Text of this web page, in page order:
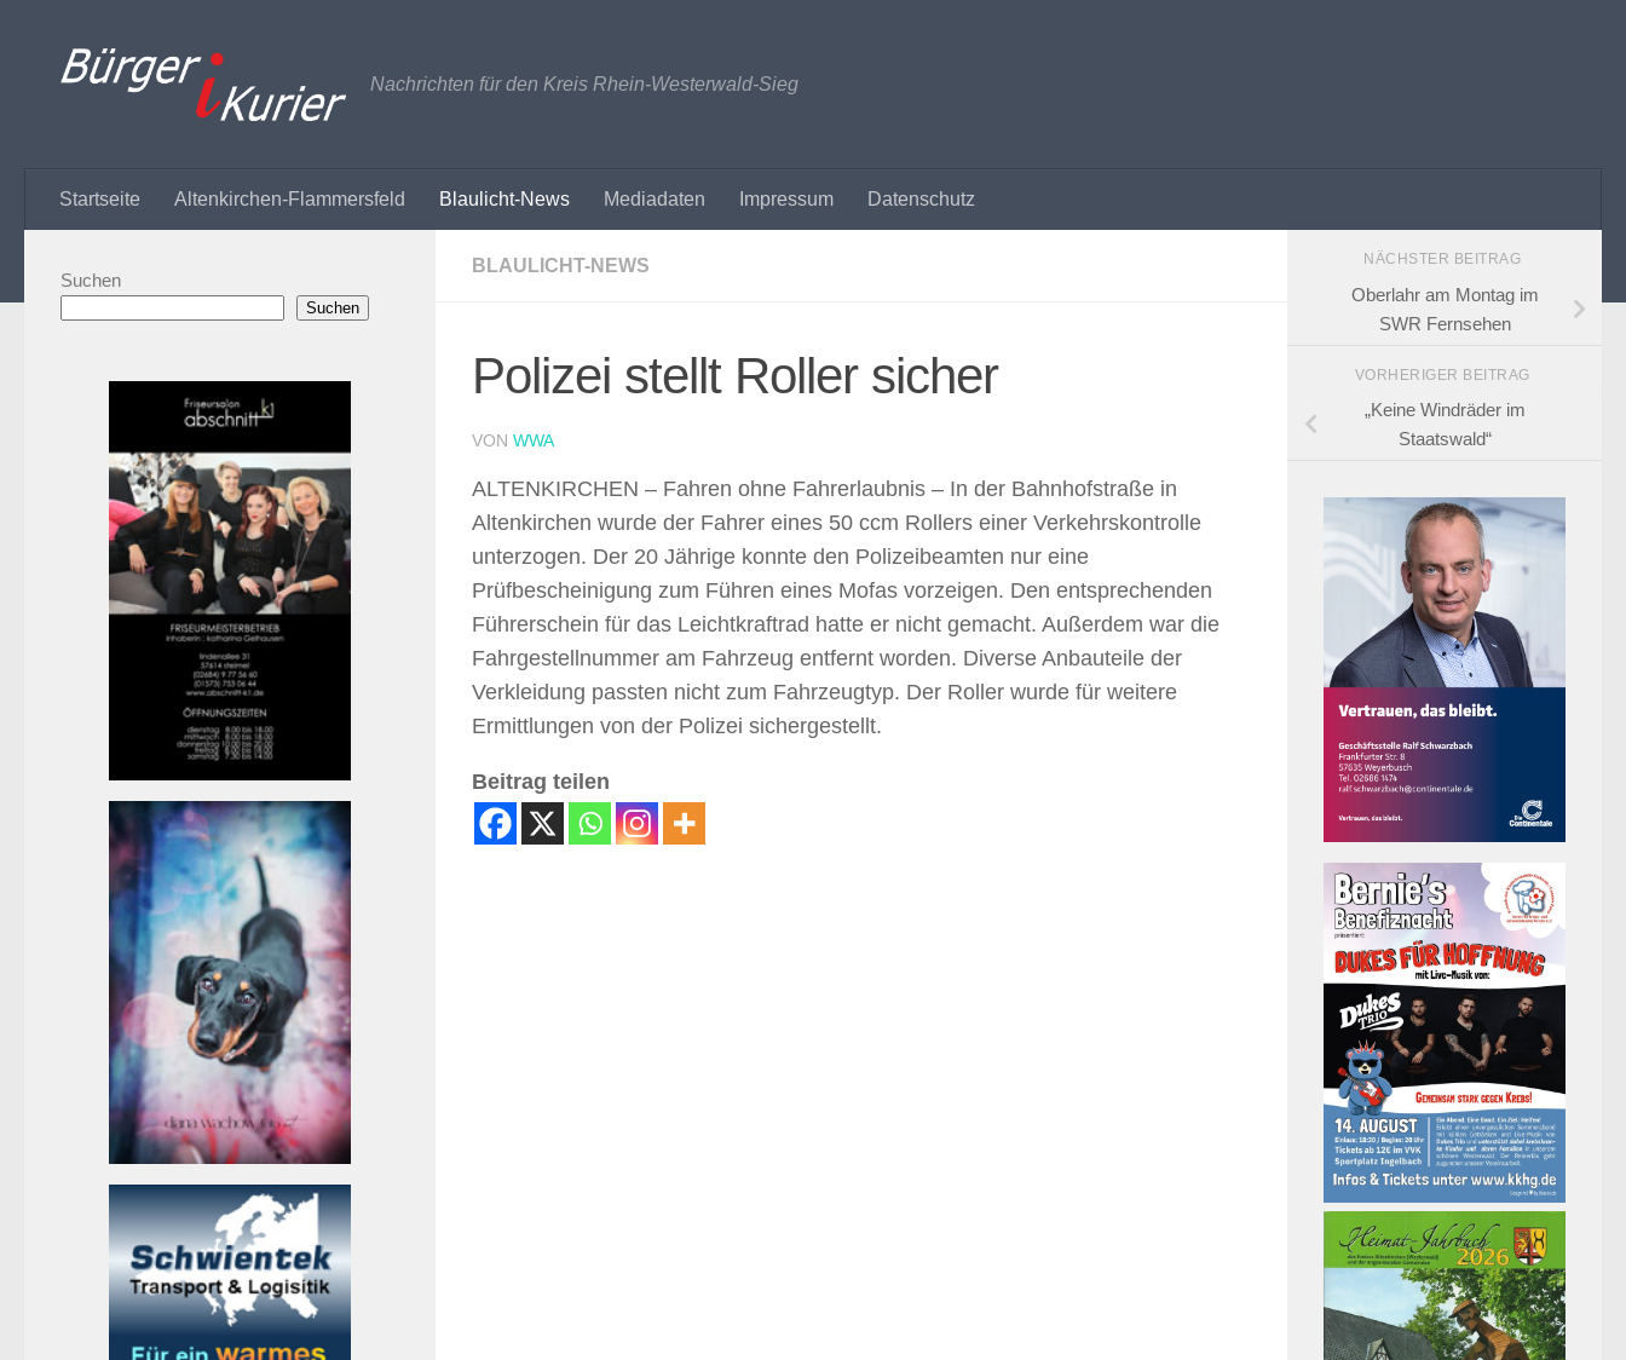
Nachrichten für den Kreis Rhein-Westerwald-Sieg
Startseite Altenkirchen-Flammersfeld Blaulicht-News Mediadaten Impressum Datenschutz
BLAULICHT-NEWS
Polizei stellt Roller sicher
VON WWA
ALTENKIRCHEN – Fahren ohne Fahrerlaubnis – In der Bahnhofstraße in
Altenkirchen wurde der Fahrer eines 50 ccm Rollers einer Verkehrskontrolle
unterzogen. Der 20 Jährige konnte den Polizeibeamten nur eine
Prüfbescheinigung zum Führen eines Mofas vorzeigen. Den entsprechenden
Führerschein für das Leichtkraftrad hatte er nicht gemacht. Außerdem war die
Fahrgestellnummer am Fahrzeug entfernt worden. Diverse Anbauteile der
Verkleidung passten nicht zum Fahrzeugtyp. Der Roller wurde für weitere
Ermittlungen von der Polizei sichergestellt.
Beitrag teilen
Suchen
Suchen
NÄCHSTER BEITRAG
Oberlahr am Montag im
SWR Fernsehen
VORHERIGER BEITRAG
„Keine Windräder im
Staatswald“